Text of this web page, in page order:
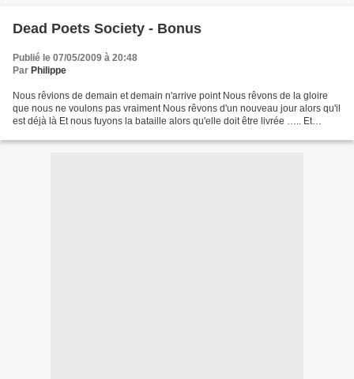
Dead Poets Society - Bonus
Publié le 07/05/2009 à 20:48
Par Philippe
Nous rêvions de demain et demain n'arrive point Nous rêvons de la gloire
que nous ne voulons pas vraiment Nous rêvons d'un nouveau jour alors qu'il
est déjà là Et nous fuyons la bataille alors qu'elle doit être livrée ….. Et